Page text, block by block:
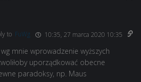
to FuWg 10:35, 27 marca 2020 10:35
mnie wprowadzenie wyższych
uporządkować obecne
paradoksy, np. Maus